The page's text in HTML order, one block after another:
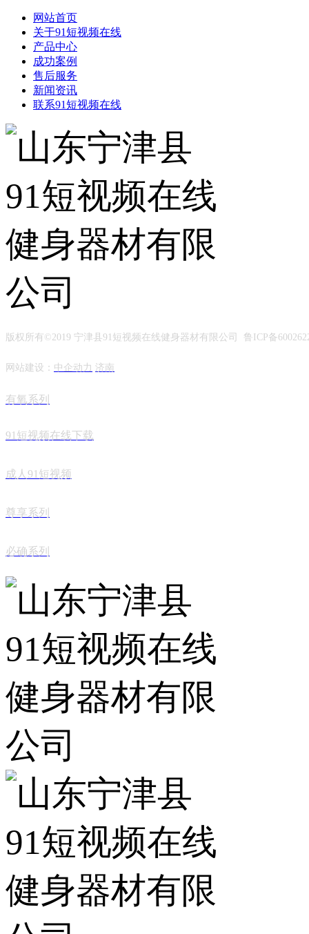
网站首页
关于91短视频在线
产品中心
成功案例
售后服务
新闻资讯
联系91短视频在线
版权所有©2019 宁津县91短视频在线健身器材有限公司 鲁ICP备
网站建设： 中企动力 济南
有氧系列
91短视频在线下载
成人91短视频
尊享系列
必确系列